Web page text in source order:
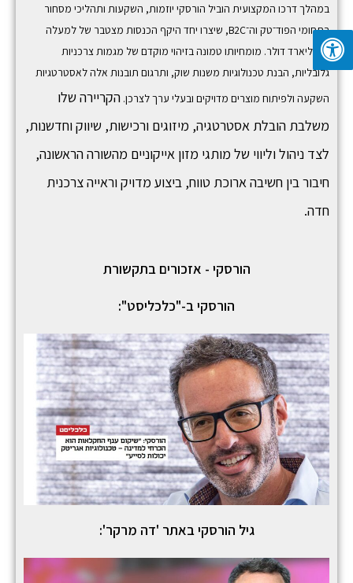
במהלך דרכו המקצועית הוביל הורסקי יוזמות, השקעות ותהליכי מסחור
בתחומי הפוד־טק וה־B2C, שיצרו יחד היקף הכנסות מצטבר של למעלה
ממיליארד דולר. מומחיותו טמונה בזיהוי מוקדם של מגמות צרכניות
גלובליות, הבנת טכנולוגיות משנות שוק, ותרגום תובנות אלה לאסטרטגיות
השקעה ולפיתוח מוצרים מדויקים ובעלי ערך לצרכן. הקריירה שלו
משלבת הובלת אסטרטגיה, מיזוגים ורכישות, שיווק וחדשנות,
לצד ניהול וליווי של מותגי מזון אייקוניים מהשורה הראשונה,
חיבור בין חשיבה ארוכת טווח, ביצוע מדויק וראייה צרכנית
חדה.
הורסקי - אזכורים בתקשורת
הורסקי ב-"כלכליסט":
גיל הורסקי באתר 'דה מרקר':